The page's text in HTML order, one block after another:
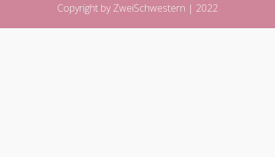
Copyright by ZweiSchwestern | 2022